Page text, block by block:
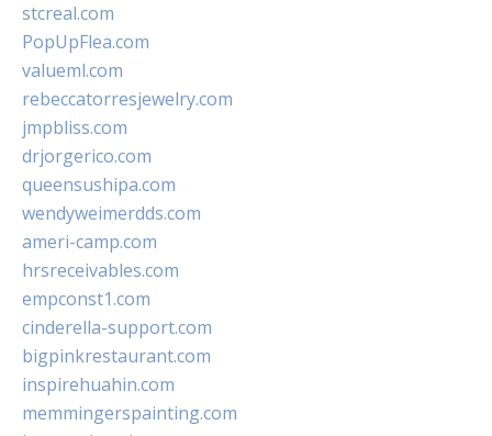
stcreal.com
PopUpFlea.com
valueml.com
rebeccatorresjewelry.com
jmpbliss.com
drjorgerico.com
queensushipa.com
wendyweimerdds.com
ameri-camp.com
hrsreceivables.com
empconst1.com
cinderella-support.com
bigpinkrestaurant.com
inspirehuahin.com
memmingerspainting.com